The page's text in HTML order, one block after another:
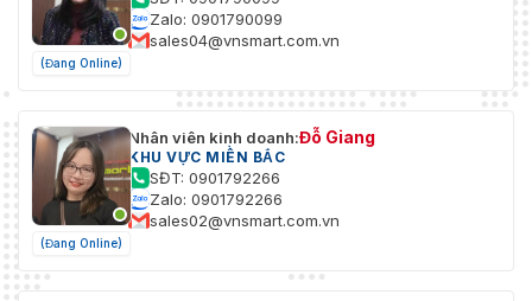
Hồng
Ngoại
Thông
Minh
PTZ
Phạm Vi
(Đang Online)
Zalo: 0901790099
sales04@vnsmart.com.vn
(Đang Online)
Nhân viên kinh doanh:Đỗ Giang
KHU VỰC MIỀN BẮC
SĐT: 0901792266
Zalo: 0901792266
sales02@vnsmart.com.vn